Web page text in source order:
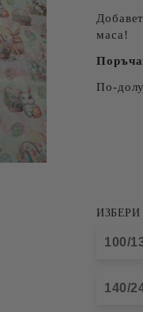
маса!
По-
ИЗБЕРИ
100/
140/